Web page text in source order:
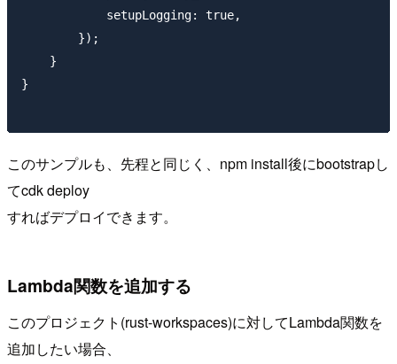
            setupLogging: true,
        });
    }
}
このサンプルも、先程と同じく、npm install後にbootstrapし
てcdk deploy
すればデプロイできます。
Lambda関数を追加する
このプロジェクト(rust-workspaces)に対してLambda関数を
追加したい場合、